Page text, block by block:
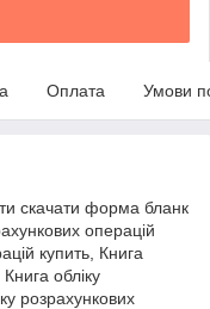
Оплата Умови
скачати форма бланк
операцій
купить, Книга
обліку
розрахункових